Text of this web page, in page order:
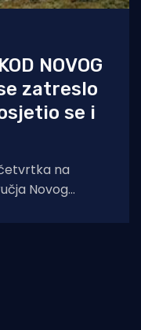
NOVOG
se zatreslo
se i
četvrtka na
Novog